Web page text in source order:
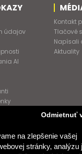
na zlepšenie vašej
stránky, analýzu
Odmietnuť
údajov
AI
Kontakt
Tlačové
Napísali
Aktuality